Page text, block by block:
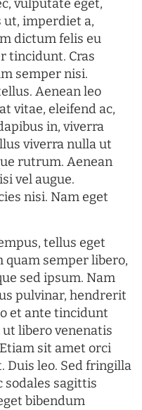
vulputate eget,
ut, imperdiet a,
dictum felis eu
tincidunt. Cras
semper nisi.
Aenean leo
vitae, eleifend ac,
in, viverra
viverra nulla ut
rutrum. Aenean
vel augue.
nisi. Nam eget
tellus eget
quam semper libero,
sed ipsum. Nam
pulvinar, hendrerit
et ante tincidunt
libero venenatis
sit amet orci
Duis leo. Sed fringilla
sodales sagittis
bibendum